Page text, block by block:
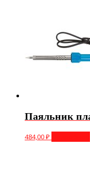
Паяльник
484,00₽